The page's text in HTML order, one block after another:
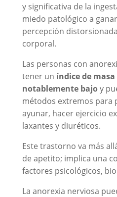
y significativa de la
miedo patológico a
percepción
corporal.
Las personas con
tener un índice de
notablemente bajoy
métodos extremos para
ayunar, hacer ejercicio
laxantes y diuréticos.
Este trastorno va más
de apetito; implica una
factores psicológicos,
La anorexia nerviosa